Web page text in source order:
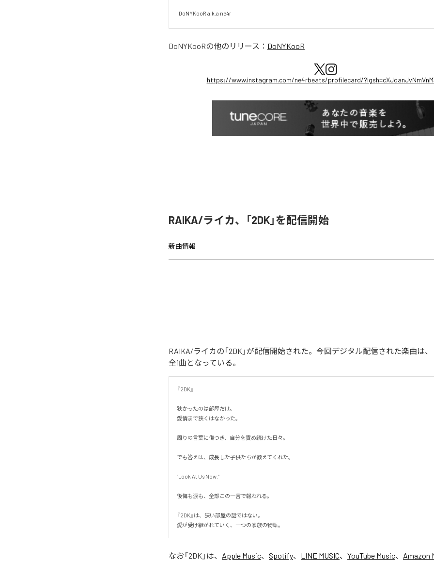
DoNYKooR a.k.a ne4r
DoNYKooRの他のリリース： DoNYKooR
https://www.instagram.com/ne4rbeats/profilecard/
RAIKA/ライカ、「2DK」を配信開始
新曲情報
RAIKA/ライカの「2DK」が配信開始された。今回デジタル配信された楽曲は、
全1曲となっている。
『2DK』
狭かったのは部屋だけ。
愛情まで狭くはなかった。
周りの言葉に傷つき、自分を責め続けた日々。
でも答えは、成長した子供たちが教えてくれた。
“Look At Us Now.”
後悔も涙も、全部この一言で報われる。
『2DK』は、狭い部屋の話ではない。
愛が受け継がれていく、一つの家族の物語。
なお「2DK 」は、 Apple Music、 Spotify、 LINE MUSIC、 YouTube Music、 Amazon